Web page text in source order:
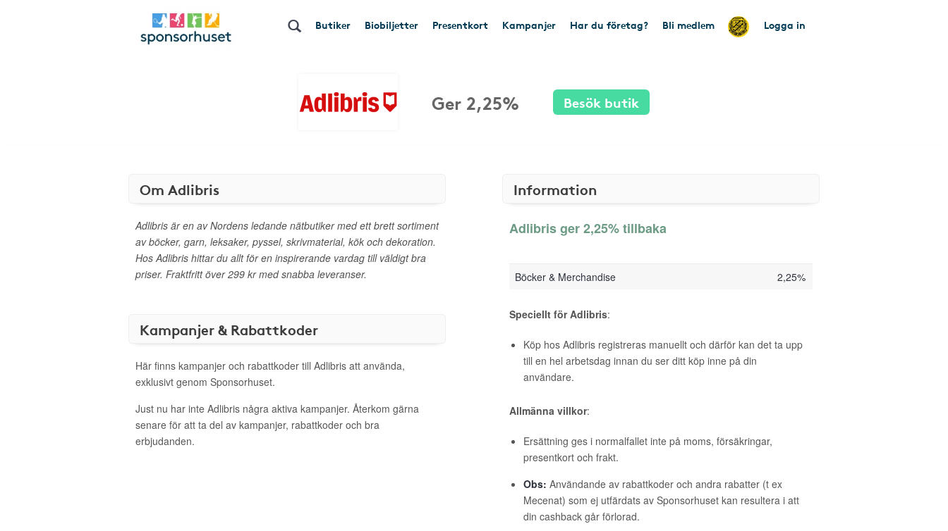
Butiker Biobiljetter Presentkort Kampanjer Har du företag? Bli medlem Logga in
Ger 2,25% Besök butik
Om Adlibris
Adlibris är en av Nordens ledande nätbutiker med ett brett sortiment
av böcker, garn, leksaker, pyssel, skrivmaterial, kök och dekoration.
Hos Adlibris hittar du allt för en inspirerande vardag till väldigt bra
priser. Fraktfritt över 299 kr med snabba leveranser.
Kampanjer & Rabattkoder
Här finns kampanjer och rabattkoder till Adlibris att använda,
exklusivt genom Sponsorhuset.
Just nu har inte Adlibris några aktiva kampanjer. Återkom gärna
senare för att ta del av kampanjer, rabattkoder och bra
erbjudanden.
Information
Adlibris ger 2,25% tillbaka
Böcker & Merchandise 2,25%
Speciellt för Adlibris:
Köp hos Adlibris registreras manuellt och därför kan det ta upp
till en hel arbetsdag innan du ser ditt köp inne på din
användare.
Allmänna villkor:
Ersättning ges i normalfallet inte på moms, försäkringar,
presentkort och frakt.
Obs: Användande av rabattkoder och andra rabatter (t ex
Mecenat) som ej utfärdats av Sponsorhuset kan resultera i att
din cashback går förlorad.